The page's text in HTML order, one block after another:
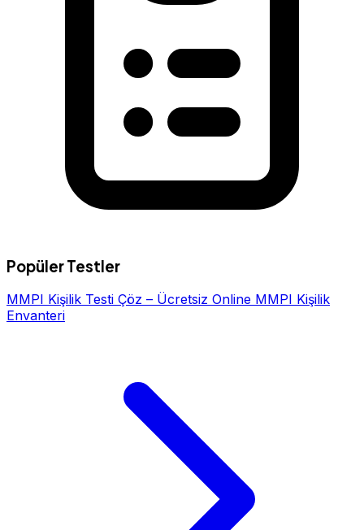
Popüler Testler
MMPI Kişilik Testi Çöz – Ücretsiz Online MMPI Kişilik
Envanteri